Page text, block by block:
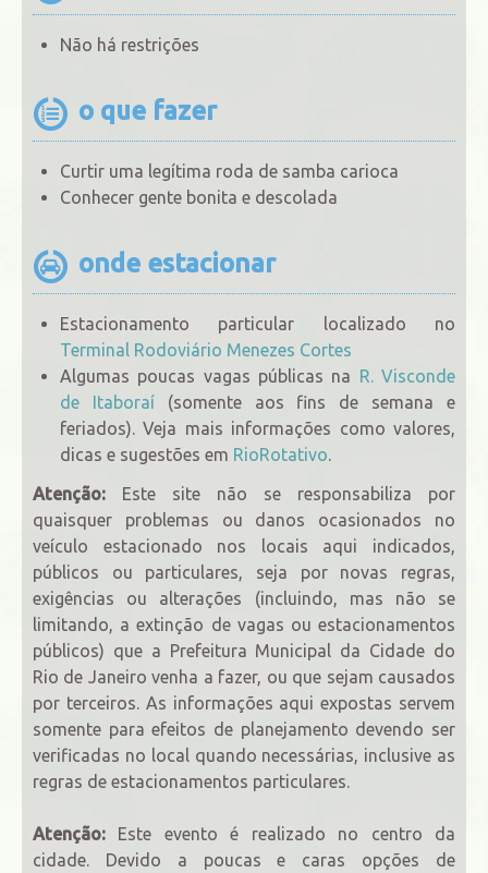
Não há restrições
o que fazer
Curtir uma legítima roda de samba carioca
Conhecer gente bonita e descolada
onde estacionar
Estacionamento particular localizado no
Terminal Rodoviário Menezes Cortes
Algumas poucas vagas públicas na R. Visconde
de Itaboraí(somente aos fins de semana e
feriados). Veja mais informações como valores,
dicas e sugestões em RioRotativo.
Atenção: Este site não se responsabiliza por
quaisquer problemas ou danos ocasionados no
veículo estacionado nos locais aqui indicados,
públicos ou particulares, seja por novas regras,
exigências ou alterações (incluindo, mas não se
limitando, a extinção de vagas ou estacionamentos
públicos) que a Prefeitura Municipal da Cidade do
Rio de Janeiro venha a fazer, ou que sejam causados
por terceiros. As informações aqui expostas servem
somente para efeitos de planejamento devendo ser
verificadas no local quando necessárias, inclusive as
regras de estacionamentos particulares.
Atenção: Este evento é realizado no centro da
cidade. Devido a poucas e caras opções de